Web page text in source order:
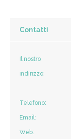
Contatti
Il nostro
indirizzo:
Telefono:
Email:
Web: